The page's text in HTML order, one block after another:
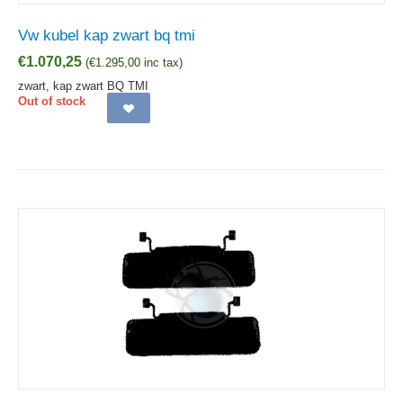
Vw kubel kap zwart bq tmi
€1.070,25 (€1.295,00 inc tax)
zwart, kap zwart BQ TMI
Out of stock